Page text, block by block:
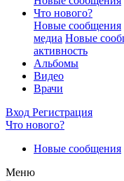
Что нового?
Новые сообщения
медиа Новые
активность
Альбомы
Видео
Врачи
Вход Регистрация
Что нового?
Новые сообщения
Меню